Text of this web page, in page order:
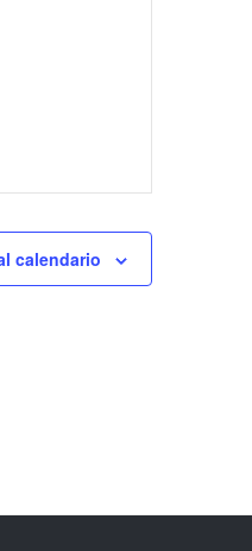
calendario